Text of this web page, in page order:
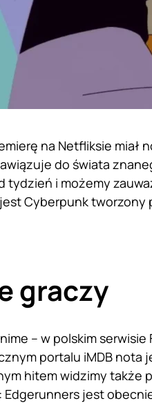
na Netfliksie miał
do świata
tydzień i możemy
Cyberpunk tworzony
graczy
– w polskim serwisie
portalu iMDB nota
hitem widzimy także
jest obecnie